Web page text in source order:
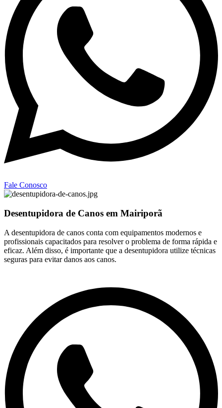
Fale Conosco
Desentupidora de Canos em Mairiporã
A desentupidora de canos conta com equipamentos modernos e
profissionais capacitados para resolver o problema de forma rápida e
eficaz. Além disso, é importante que a desentupidora utilize técnicas
seguras para evitar danos aos canos.